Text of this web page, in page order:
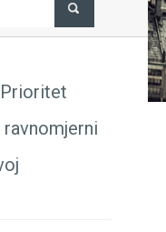
Sarajevskom sajmu